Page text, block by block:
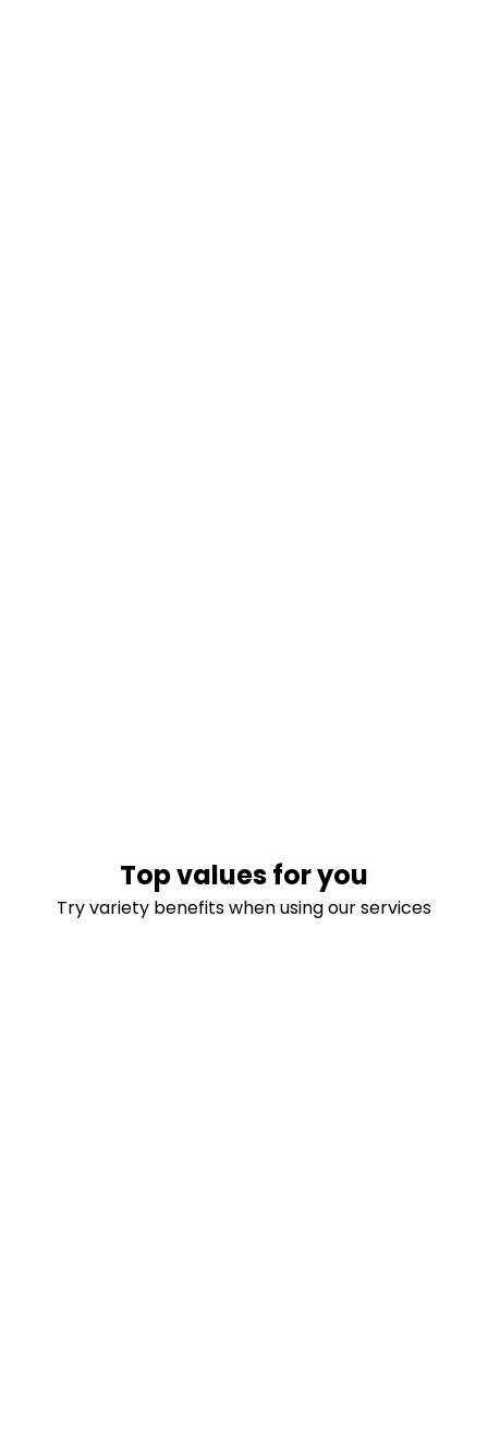
Top values for you
Try variety benefits when using our services